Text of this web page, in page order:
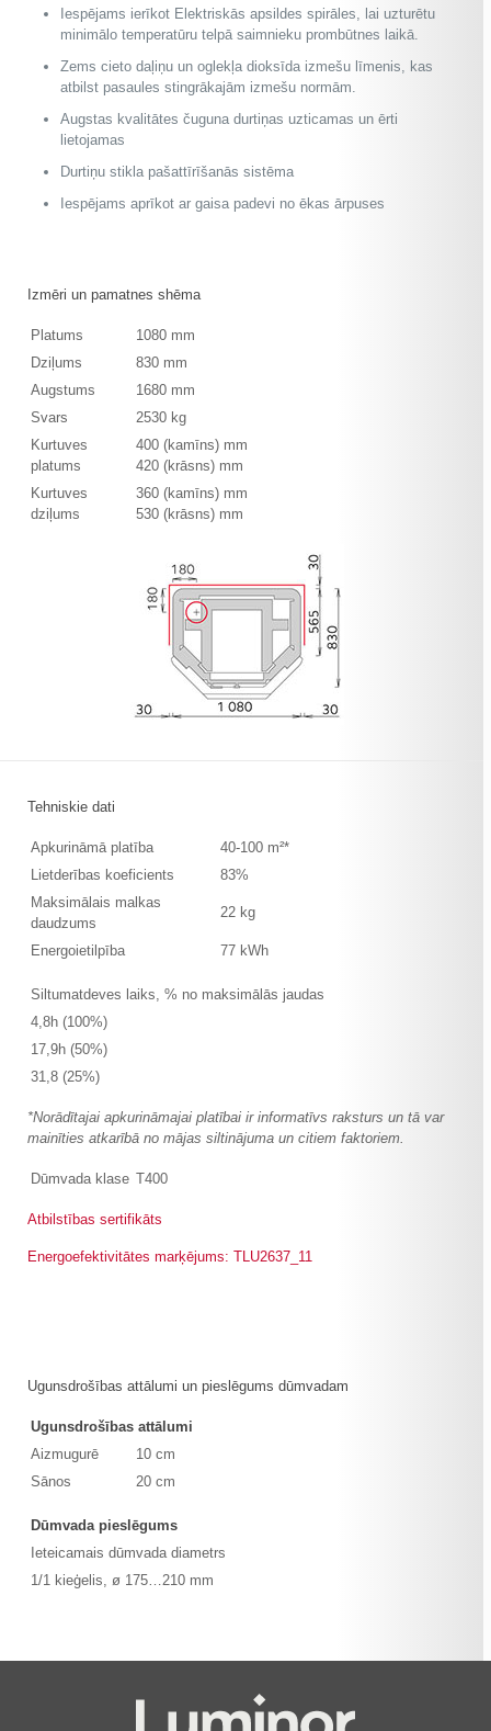
Iespējams ierīkot Elektriskās apsildes spirāles, lai uzturētu
minimālo temperatūru telpā saimnieku prombūtnes laikā.
Zems cieto daļiņu un oglekļa dioksīda izmešu līmenis, kas
atbilst pasaules stingrākajām izmešu normām.
Augstas kvalitātes čuguna durtiņas uzticamas un ērti
lietojamas
Durtiņu stikla pašattīrīšanās sistēma
Iespējams aprīkot ar gaisa padevi no ēkas ārpuses
Izmēri un pamatnes shēma
Platums
1080 mm
Dziļums
830 mm
Augstums
1680 mm
Svars
2530 kg
Kurtuves
platums
400 (kamīns) mm
420 (krāsns) mm
Kurtuves
dziļums
360 (kamīns) mm
530 (krāsns) mm
Tehniskie dati
Apkurināmā platība
40-100 m²*
Lietderības koeficients
83%
Maksimālais malkas
daudzums
22 kg
Energoietilpība 77 kWh
Siltumatdeves laiks, % no maksimālās jaudas
4,8h (100%)
17,9h (50%)
31,8 (25%)
*Norādītajai apkurināmajai platībai ir informatīvs raksturs un tā var
mainīties atkarībā no mājas siltinājuma un citiem faktoriem.
Dūmvada klase T400
Atbilstības sertifikāts
Energoefektivitātes marķējums: TLU2637_11
Ugunsdrošības attālumi un pieslēgums dūmvadam
Ugunsdrošības attālumi
Aizmugurē
10 cm
Sānos
20 cm
Dūmvada pieslēgums
Ieteicamais dūmvada diametrs
1/1 kieģelis, ø 175…210 mm